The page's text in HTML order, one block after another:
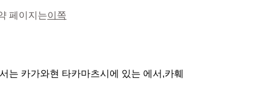
페이지는이쪽
는 카가와현 타카마츠시에 있는 에서,카훼